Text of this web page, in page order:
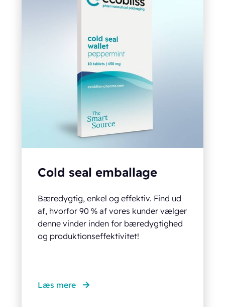
Cold seal emballage
Bæredygtig, enkel og effektiv. Find ud
af, hvorfor 90 % af vores kunder vælger
denne vinder inden for bæredygtighed
og produktionseffektivitet!
Læs mere